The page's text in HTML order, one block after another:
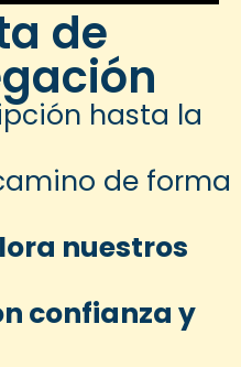
de
hasta la
de forma
nuestros
confianza y